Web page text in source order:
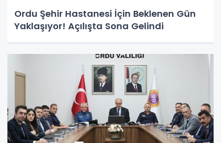
Ordu Şehir Hastanesi İçin Beklenen Gün
Yaklaşıyor! Açılışta Sona Gelindi